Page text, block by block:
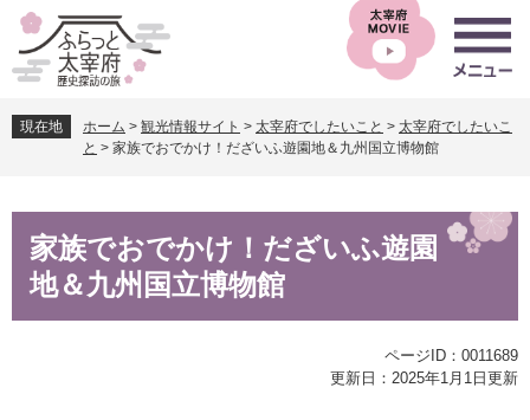
先
頭
。
を
飛
て
現在地 ホーム > 観光情報サイト > 太宰府でしたいこと > 太宰府でしたいこ
と > 家族でおでかけ！だざいふ遊園地＆九州国立博物館
家族でおでかけ！だざいふ遊園
地＆九州国立博物館
ページID：0011689
更新日：2025年1月1日更新